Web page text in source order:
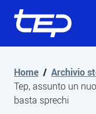
Tep - Trasporti
Home / Archivio
Tep, assunto un
basta sprechi